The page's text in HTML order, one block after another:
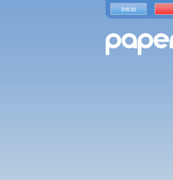
Inicio